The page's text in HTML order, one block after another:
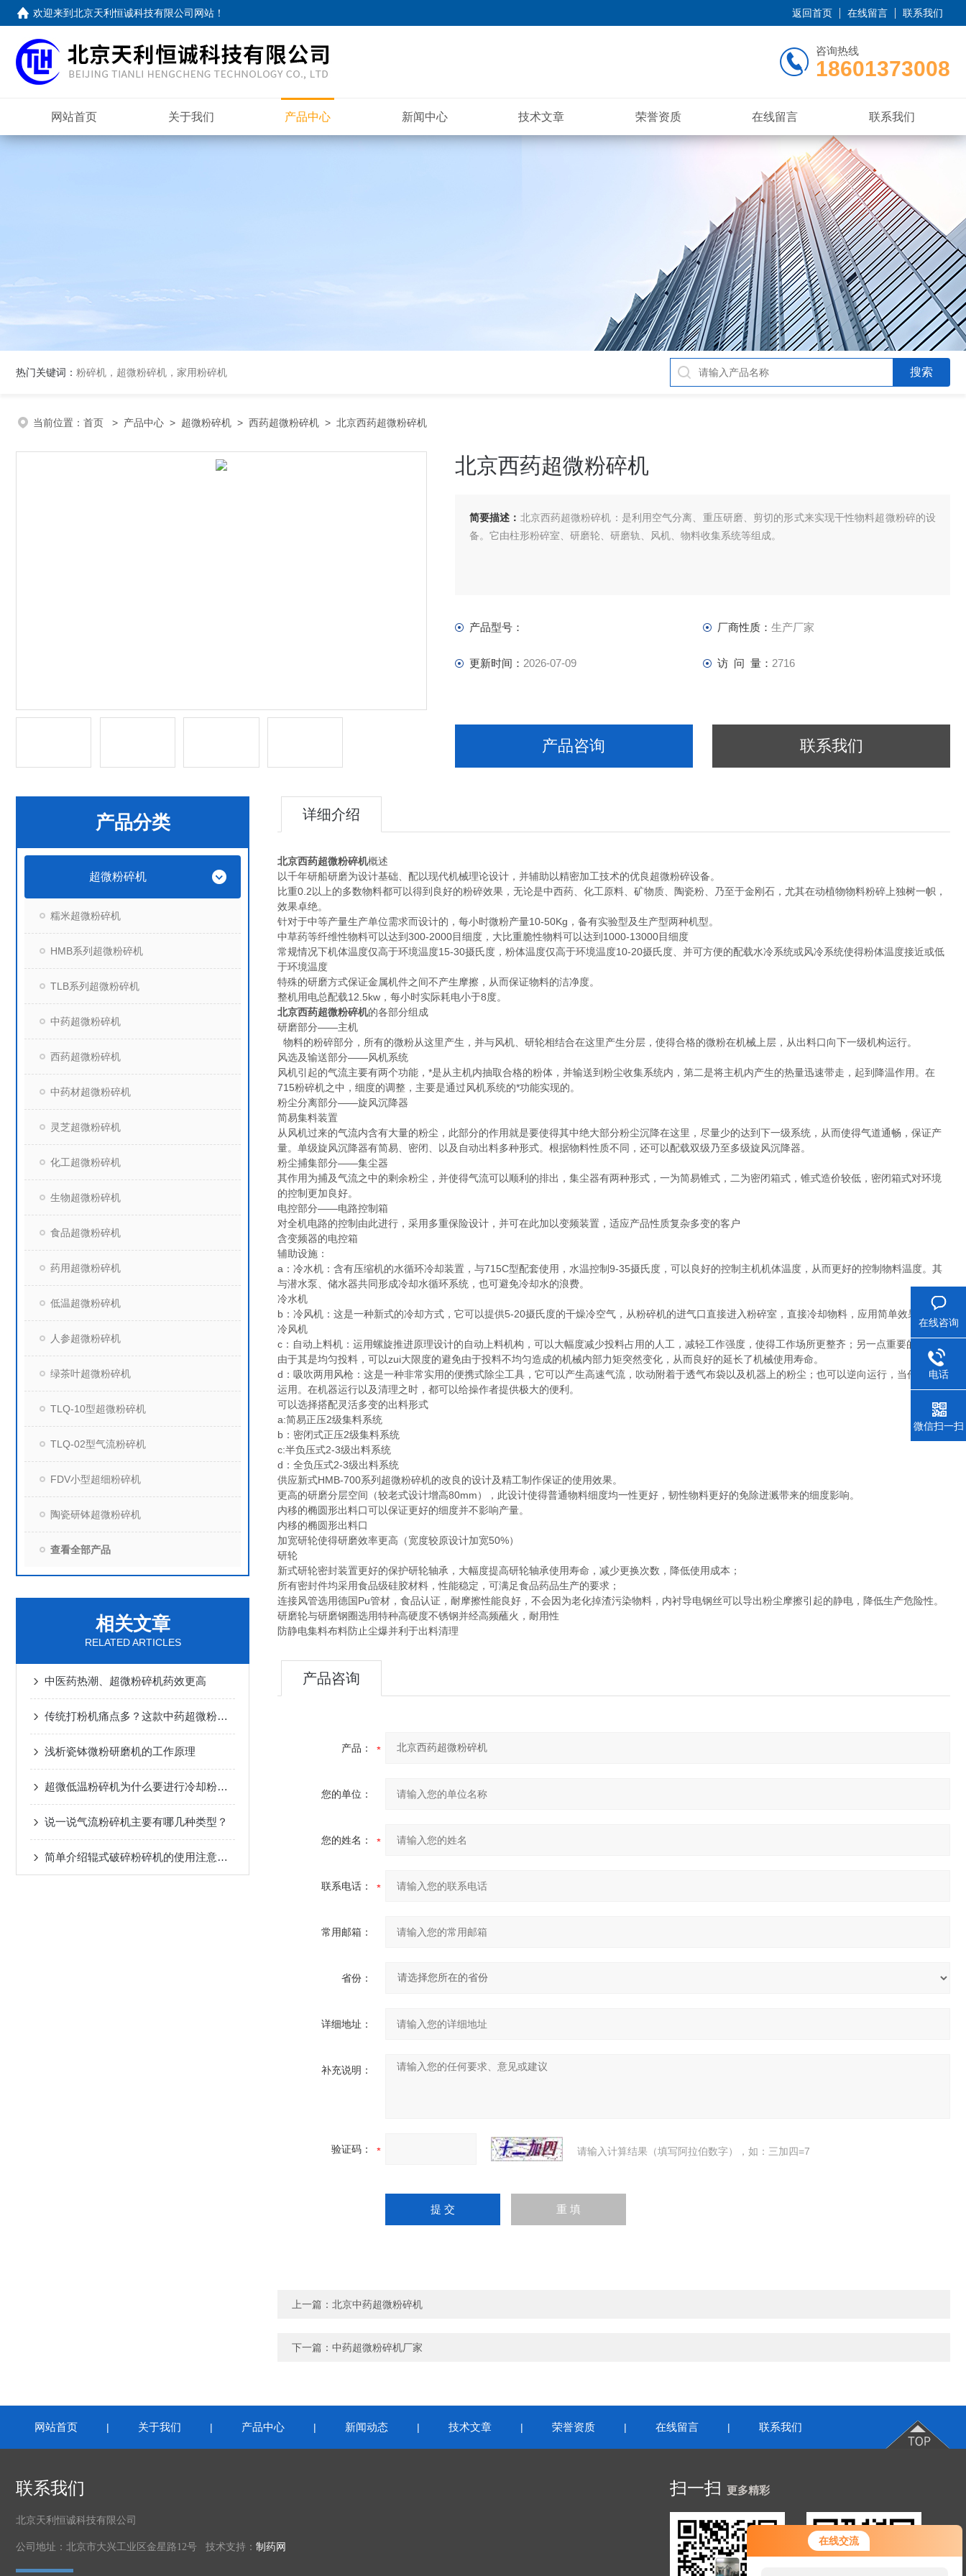
在线交流
欢迎来到北京天利恒诚科技有限公司网站 ！ 返回首页 在线留言 联系我们
咨询热线
18601373008
网站首页 关于我们 产品中心 新闻中心 技术文章 荣誉资质 在线留言 联系我们
热门关键词： 粉碎机，超微粉碎机，家用粉碎机
当前位置： 首页 > 产品中心 > 超微粉碎机 > 西药超微粉碎机 > 北京西药超微粉碎机
北京西药超微粉碎机
简要描述： 北京西药超微粉碎机：是利用空气分离、重压研磨、剪切的形式来实现干性物料超微粉碎的设
备。它由柱形粉碎室、研磨轮、研磨轨、风机、物料收集系统等组成。
产品型号： 厂商性质： 生产厂家
更新时间： 2026-07-09 访 问 量： 2716
产品咨询 联系我们
产品分类
超微粉碎机
糯米超微粉碎机
HMB系列超微粉碎机
TLB系列超微粉碎机
中药超微粉碎机
西药超微粉碎机
中药材超微粉碎机
灵芝超微粉碎机
化工超微粉碎机
生物超微粉碎机
食品超微粉碎机
药用超微粉碎机
低温超微粉碎机
人参超微粉碎机
绿茶叶超微粉碎机
TLQ-10型超微粉碎机
TLQ-02型气流粉碎机
FDV小型超细粉碎机
陶瓷研钵超微粉碎机
查看全部产品
相关文章
RELATED ARTICLES
中医药热潮、超微粉碎机药效更高
传统打粉机痛点多？这款中药超微粉碎机，轻松实现300目以上超细粉体，不浪费药材
浅析瓷钵微粉研磨机的工作原理
超微低温粉碎机为什么要进行冷却粉碎，有哪些好处？
说一说气流粉碎机主要有哪几种类型？
简单介绍辊式破碎粉碎机的使用注意事项
详细介绍
北京西药超微粉碎机概述
以千年研船研磨为设计基础、配以现代机械理论设计，并辅助以精密加工技术的优良超微粉碎设备。
比重0.2以上的多数物料都可以得到良好的粉碎效果，无论是中西药、化工原料、矿物质、陶瓷粉、乃至于金刚石，尤其在动植物物料粉碎上独树一帜，
效果卓绝。
针对于中等产量生产单位需求而设计的，每小时微粉产量10-50Kg，备有实验型及生产型两种机型。
中草药等纤维性物料可以达到300-2000目细度，大比重脆性物料可以达到1000-13000目细度
常规情况下机体温度仅高于环境温度15-30摄氏度，粉体温度仅高于环境温度10-20摄氏度、并可方便的配载水冷系统或风冷系统使得粉体温度接近或低
于环境温度
特殊的研磨方式保证金属机件之间不产生摩擦，从而保证物料的洁净度。
整机用电总配载12.5kw，每小时实际耗电小于8度。
北京西药超微粉碎机的各部分组成
研磨部分——主机
物料的粉碎部分，所有的微粉从这里产生，并与风机、研轮相结合在这里产生分层，使得合格的微粉在机械上层，从出料口向下一级机构运行。
风选及输送部分——风机系统
风机引起的气流主要有两个功能，*是从主机内抽取合格的粉体，并输送到粉尘收集系统内，第二是将主机内产生的热量迅速带走，起到降温作用。在
715粉碎机之中，细度的调整，主要是通过风机系统的*功能实现的。
粉尘分离部分——旋风沉降器
简易集料装置
从风机过来的气流内含有大量的粉尘，此部分的作用就是要使得其中绝大部分粉尘沉降在这里，尽量少的达到下一级系统，从而使得气道通畅，保证产
量。单级旋风沉降器有简易、密闭、以及自动出料多种形式。根据物料性质不同，还可以配载双级乃至多级旋风沉降器。
粉尘捕集部分——集尘器
其作用为捕及气流之中的剩余粉尘，并使得气流可以顺利的排出，集尘器有两种形式，一为简易锥式，二为密闭箱式，锥式造价较低，密闭箱式对环境
的控制更加良好。
电控部分——电路控制箱
对全机电路的控制由此进行，采用多重保险设计，并可在此加以变频装置，适应产品性质复杂多变的客户
含变频器的电控箱
辅助设施：
a：冷水机：含有压缩机的水循环冷却装置，与715C型配套使用，水温控制9-35摄氏度，可以良好的控制主机机体温度，从而更好的控制物料温度。其
与潜水泵、储水器共同形成冷却水循环系统，也可避免冷却水的浪费。
冷水机
b：冷风机：这是一种新式的冷却方式，它可以提供5-20摄氏度的干燥冷空气，从粉碎机的进气口直接进入粉碎室，直接冷却物料，应用简单效果出众。
冷风机
c：自动上料机：运用螺旋推进原理设计的自动上料机构，可以大幅度减少投料占用的人工，减轻工作强度，使得工作场所更整齐；另一点重要的就是，
由于其是均匀投料，可以zui大限度的避免由于投料不均匀造成的机械内部力矩突然变化，从而良好的延长了机械使用寿命。
d：吸吹两用风枪：这是一种非常实用的便携式除尘工具，它可以产生高速气流，吹动附着于透气布袋以及机器上的粉尘；也可以逆向运行，当作吸尘器
运用。在机器运行以及清理之时，都可以给操作者提供极大的便利。
可以选择搭配灵活多变的出料形式
a:简易正压2级集料系统
b：密闭式正压2级集料系统
c:半负压式2-3级出料系统
d：全负压式2-3级出料系统
供应新式HMB-700系列超微粉碎机的改良的设计及精工制作保证的使用效果。
更高的研磨分层空间（较老式设计增高80mm），此设计使得普通物料细度均一性更好，韧性物料更好的免除迸溅带来的细度影响。
内移的椭圆形出料口可以保证更好的细度并不影响产量。
内移的椭圆形出料口
加宽研轮使得研磨效率更高（宽度较原设计加宽50%）
研轮
新式研轮密封装置更好的保护研轮轴承，大幅度提高研轮轴承使用寿命，减少更换次数，降低使用成本；
所有密封件均采用食品级硅胶材料，性能稳定，可满足食品药品生产的要求；
连接风管选用德国Pu管材，食品认证，耐摩擦性能良好，不会因为老化掉渣污染物料，内衬导电钢丝可以导出粉尘摩擦引起的静电，降低生产危险性。
研磨轮与研磨钢圈选用特种高硬度不锈钢并经高频蘸火，耐用性
防静电集料布料防止尘爆并利于出料清理
产品咨询
产品：
您的单位：
您的姓名：
联系电话：
常用邮箱：
省份：
详细地址：
补充说明：
验证码： 请输入计算结果（填写阿拉伯数字），如：三加四=7
上一篇： 北京中药超微粉碎机
下一篇： 中药超微粉碎机厂家
网站首页 | 关于我们 | 产品中心 | 新闻动态 | 技术文章 | 荣誉资质 | 在线留言 | 联系我们
联系我们
北京天利恒诚科技有限公司
公司地址：北京市大兴工业区金星路12号 技术支持： 制药网
扫一扫 更多精彩
在线咨询
电话
微信扫一扫